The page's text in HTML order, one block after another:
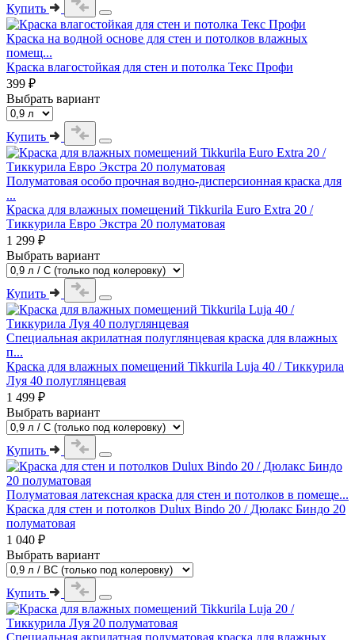
Купить
Краска на водной основе для стен и потолков влажных
помещ...
Краска влагостойкая для стен и потолка Текс Профи
399 ₽
Выбрать вариант
Купить
Полуматовая особо прочная водно-дисперсионная краска для
...
Краска для влажных помещений Tikkurila Euro Extra 20 /
Тиккурила Евро Экстра 20 полуматовая
1 299 ₽
Выбрать вариант
Купить
Специальная акрилатная полуглянцевая краска для влажных
п...
Краска для влажных помещений Tikkurila Luja 40 / Тиккурила
Луя 40 полуглянцевая
1 499 ₽
Выбрать вариант
Купить
Полуматовая латексная краска для стен и потолков в помеще...
Краска для стен и потолков Dulux Bindo 20 / Дюлакс Биндо 20
полуматовая
1 040 ₽
Выбрать вариант
Купить
Специальная акрилатная полуматовая краска для влажных